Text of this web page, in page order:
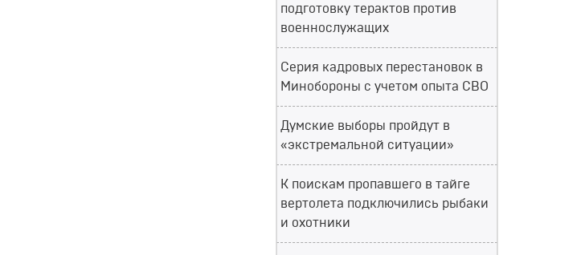
подготовку терактов против
военнослужащих
Серия кадровых перестановок в
Минобороны с учетом опыта СВО
Думские выборы пройдут в
«экстремальной ситуации»
К поискам пропавшего в тайге
вертолета подключились рыбаки
и охотники